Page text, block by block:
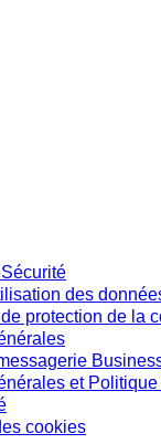
des
protection de la
et Politique
cookies